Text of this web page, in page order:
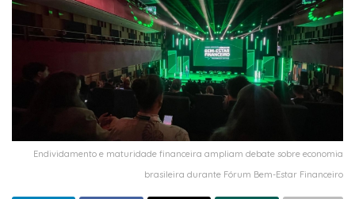
Endividamento e maturidade financeira ampliam debate sobre economia
brasileira durante Fórum Bem-Estar Financeiro